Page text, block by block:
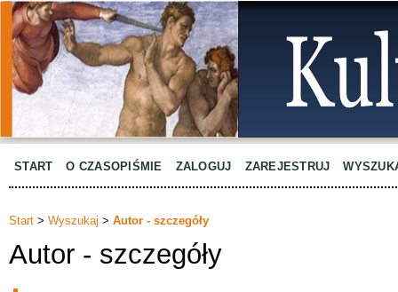
START O CZASOPIŚMIE ZALOGUJ ZAREJESTRUJ
Start > Wyszukaj > Autor - szczegóły
Autor - szczegóły